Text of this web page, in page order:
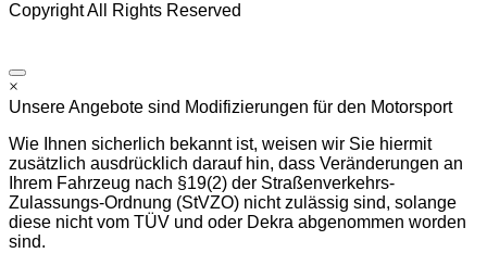
Copyright All Rights Reserved
×
Unsere Angebote sind Modifizierungen für den Motorsport
Wie Ihnen sicherlich bekannt ist, weisen wir Sie hiermit
zusätzlich ausdrücklich darauf hin, dass Veränderungen an
Ihrem Fahrzeug nach §19(2) der Straßenverkehrs-
Zulassungs-Ordnung (StVZO) nicht zulässig sind, solange
diese nicht vom TÜV und oder Dekra abgenommen worden
sind.